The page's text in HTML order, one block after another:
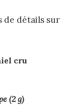
de détails sur
cru
(2 g)